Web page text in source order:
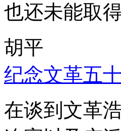
也还未能取得
胡平
纪念文革五
在谈到文革